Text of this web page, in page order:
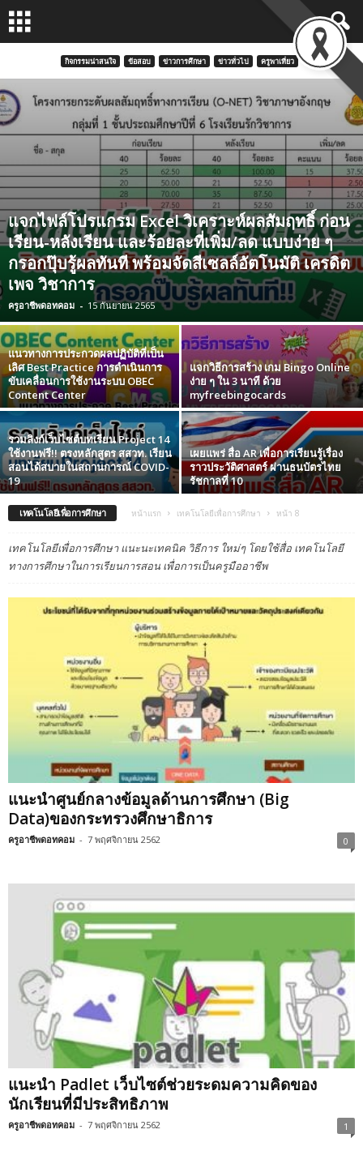
กิจกรรมน่าสนใจ ข้อสอบ ข่าวการศึกษา ข่าวทั่วไป ครูพาเที่ยว
แจกไฟล์โปรแกรม Excel วิเคราะห์ผลสัมฤทธิ์ ก่อน
เรียน-หลังเรียน และร้อยละที่เพิ่ม/ลด แบบง่าย ๆ
กรอกปุ๊บรู้ผลทันที พร้อมจัดสีเซลล์อัตโนมัติ เครดิต
เพจ วิชาการ
ครูอาชีพดอทคอม - 15 กันยายน 2565
แนวทางการประกวดผลปฏิบัติที่เป็น
เลิศ Best Practice การดําเนินการ
ขับเคลื่อนการใช้งานระบบ OBEC
Content Center
แจกวิธีการสร้าง เกม Bingo Online
ง่าย ๆ ใน 3 นาที ด้วย
myfreebingocards
รวมลิงก์เว็บไซต์บทเรียน Project 14
ใช้งานฟรี!! ตรงหลักสูตร สสวท. เรียน
สอนได้สบายในสถานการณ์ COVID-
19
เผยแพร่ สื่อ AR เพื่อการเรียนรู้เรื่อง
ราวประวัติศาสตร์ ผ่านธนบัตรไทย
รัชกาลที่ 10
เทคโนโลยีเพื่อการศึกษา หน้าแรก เทคโนโลยีเพื่อการศึกษา หน้า 8
เทคโนโลยีเพื่อการศึกษา แนะนะเทคนิค วิธีการ ใหม่ๆ โดยใช้สื่อ เทคโนโลยี
ทางการศึกษาในการเรียนการสอน เพื่อการเป็นครูมืออาชีพ
แนะนำศูนย์กลางข้อมูลด้านการศึกษา (Big
Data)ของกระทรวงศึกษาธิการ
ครูอาชีพดอทคอม - 7 พฤศจิกายน 2562 0
แนะนำ Padlet เว็บไซต์ช่วยระดมความคิดของ
นักเรียนที่มีประสิทธิภาพ
ครูอาชีพดอทคอม - 7 พฤศจิกายน 2562 1